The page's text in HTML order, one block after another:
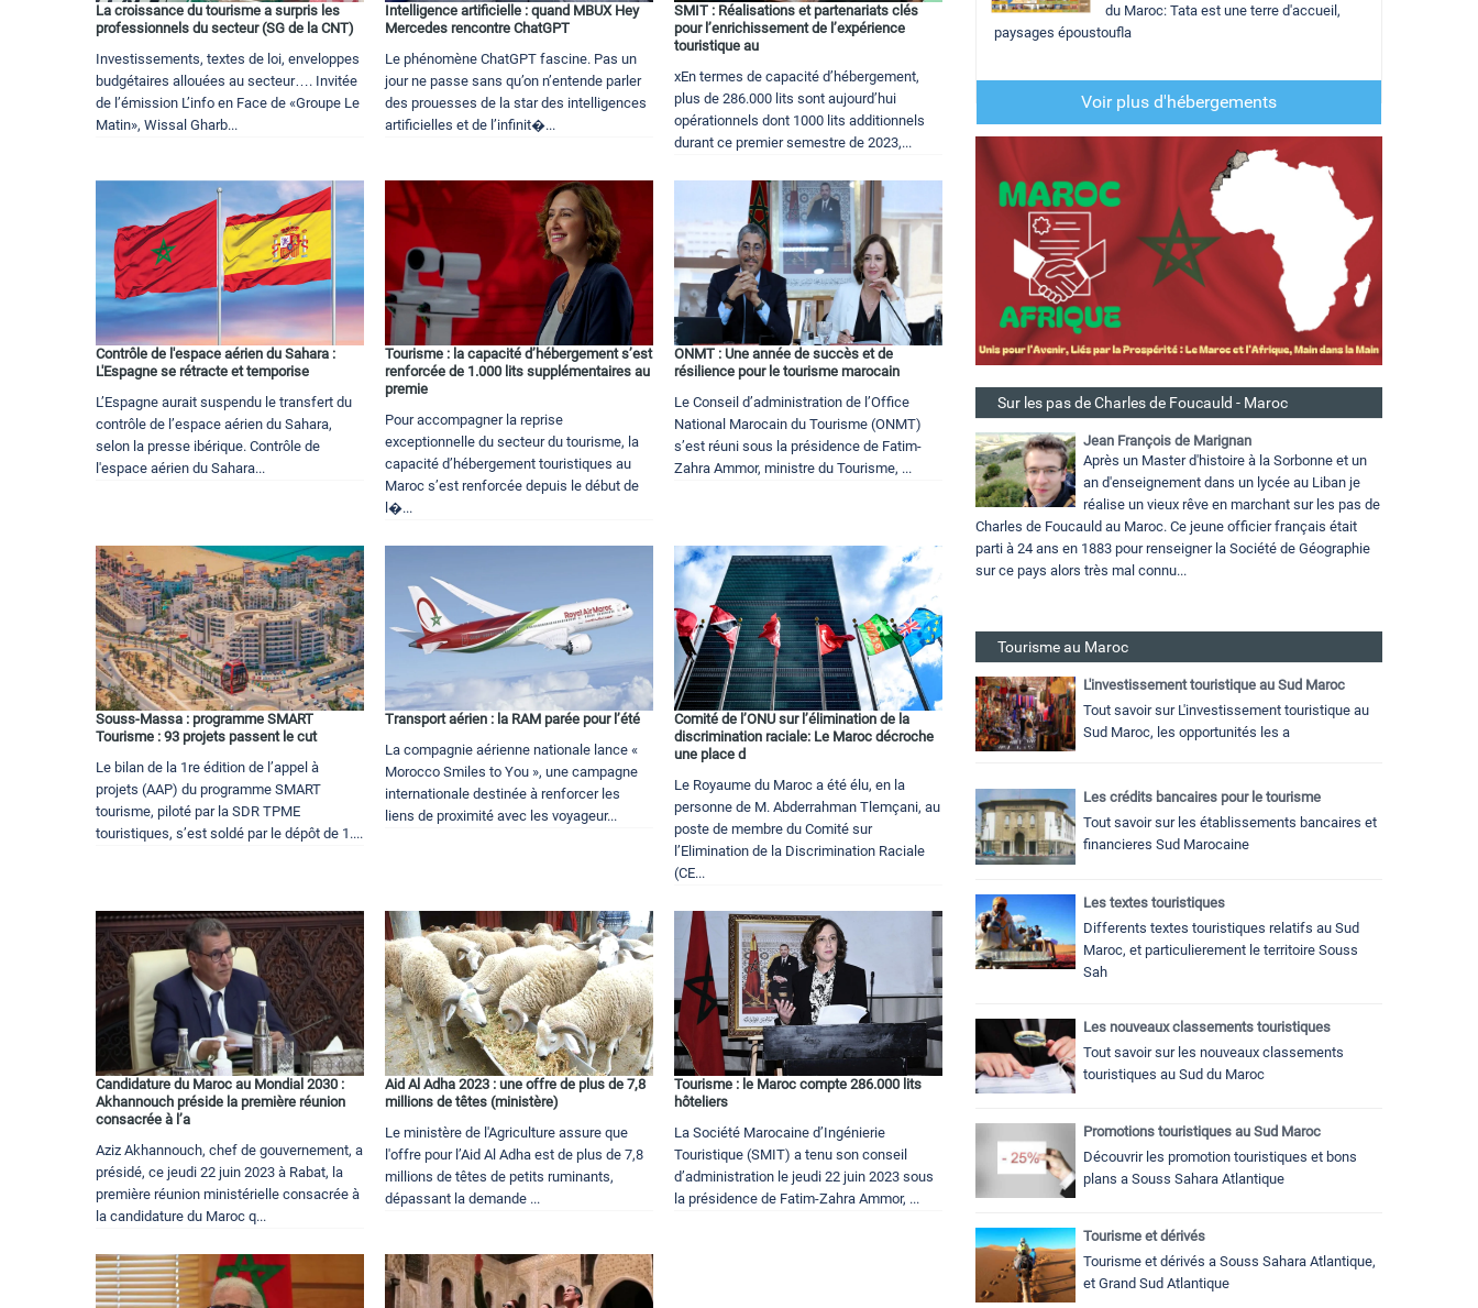
La croissance du tourisme a surpris les
professionnels du secteur (SG de la CNT)
Investissements, textes de loi, enveloppes
budgétaires allouées au secteur…. Invitée
de l’émission L’info en Face de «Groupe Le
Matin», Wissal Gharb...
Intelligence artificielle : quand MBUX Hey
Mercedes rencontre ChatGPT
Le phénomène ChatGPT fascine. Pas un
jour ne passe sans qu’on n’entende parler
des prouesses de la star des intelligences
artificielles et de l’infinit�...
SMIT : Réalisations et partenariats clés
pour l’enrichissement de l’expérience
touristique au
xEn termes de capacité d’hébergement,
plus de 286.000 lits sont aujourd’hui
opérationnels dont 1000 lits additionnels
durant ce premier semestre de 2023,...
Contrôle de l'espace aérien du Sahara :
L'Espagne se rétracte et temporise
L’Espagne aurait suspendu le transfert du
contrôle de l’espace aérien du Sahara,
selon la presse ibérique. Contrôle de
l'espace aérien du Sahara...
Tourisme : la capacité d’hébergement s’est
renforcée de 1.000 lits supplémentaires au
premie
Pour accompagner la reprise
exceptionnelle du secteur du tourisme, la
capacité d’hébergement touristiques au
Maroc s’est renforcée depuis le début de
l�...
ONMT : Une année de succès et de
résilience pour le tourisme marocain
Le Conseil d’administration de l’Office
National Marocain du Tourisme (ONMT)
s’est réuni sous la présidence de Fatim-
Zahra Ammor, ministre du Tourisme, ...
Souss-Massa : programme SMART
Tourisme : 93 projets passent le cut
Le bilan de la 1re édition de l’appel à
projets (AAP) du programme SMART
tourisme, piloté par la SDR TPME
touristiques, s’est soldé par le dépôt de 1....
Transport aérien : la RAM parée pour l’été
La compagnie aérienne nationale lance «
Morocco Smiles to You », une campagne
internationale destinée à renforcer les
liens de proximité avec les voyageur...
Comité de l’ONU sur l’élimination de la
discrimination raciale: Le Maroc décroche
une place d
Le Royaume du Maroc a été élu, en la
personne de M. Abderrahman Tlemçani, au
poste de membre du Comité sur
l’Elimination de la Discrimination Raciale
(CE...
Candidature du Maroc au Mondial 2030 :
Akhannouch préside la première réunion
consacrée à l’a
Aziz Akhannouch, chef de gouvernement, a
présidé, ce jeudi 22 juin 2023 à Rabat, la
première réunion ministérielle consacrée à
la candidature du Maroc q...
Aid Al Adha 2023 : une offre de plus de 7,8
millions de têtes (ministère)
Le ministère de l'Agriculture assure que
l'offre pour l’Aid Al Adha est de plus de 7,8
millions de têtes de petits ruminants,
dépassant la demande ...
Tourisme : le Maroc compte 286.000 lits
hôteliers
La Société Marocaine d’Ingénierie
Touristique (SMIT) a tenu son conseil
d’administration le jeudi 22 juin 2023 sous
la présidence de Fatim-Zahra Ammor, ...
du Maroc: Tata est une terre d'accueil,
paysages époustoufla
Voir plus d'hébergements
Sur les pas de Charles de Foucauld - Maroc
Jean François de Marignan
Après un Master d'histoire à la Sorbonne et un
an d'enseignement dans un lycée au Liban je
réalise un vieux rêve en marchant sur les pas de
Charles de Foucauld au Maroc. Ce jeune officier français était
parti à 24 ans en 1883 pour renseigner la Société de Géographie
sur ce pays alors très mal connu...
Tourisme au Maroc
L'investissement touristique au Sud Maroc
Tout savoir sur L'investissement touristique au
Sud Maroc, les opportunités les a
Les crédits bancaires pour le tourisme
Tout savoir sur les établissements bancaires et
financieres Sud Marocaine
Les textes touristiques
Differents textes touristiques relatifs au Sud
Maroc, et particulierement le territoire Souss
Sah
Les nouveaux classements touristiques
Tout savoir sur les nouveaux classements
touristiques au Sud du Maroc
Promotions touristiques au Sud Maroc
Découvrir les promotion touristiques et bons
plans a Souss Sahara Atlantique
Tourisme et dérivés
Tourisme et dérivés a Souss Sahara Atlantique,
et Grand Sud Atlantique